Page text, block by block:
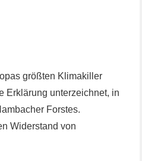
größten Klimakiller
Erklärung unterzeichnet, in
Forstes.
Widerstand von